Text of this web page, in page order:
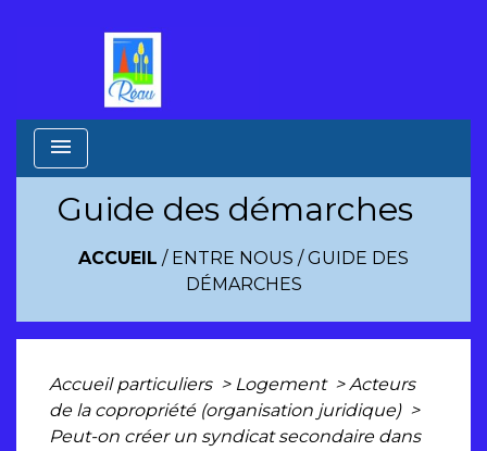
menu
Guide des démarches
ACCUEIL / ENTRE NOUS /GUIDE DES
DÉMARCHES
Accueil particuliers > Logement > Acteurs
de la copropriété (organisation juridique) >
Peut-on créer un syndicat secondaire dans